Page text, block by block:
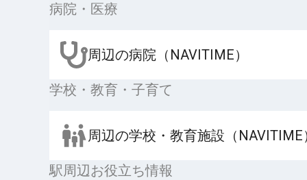
病院・医療
周辺の病院（NAVITIME）
学校・教育・子育て
周辺の学校・教育施設（NAVITIME
駅周辺お役立ち情報